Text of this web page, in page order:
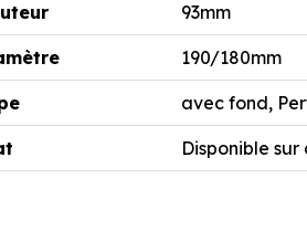
93mm
190/180mm
avec fond,
Disponible